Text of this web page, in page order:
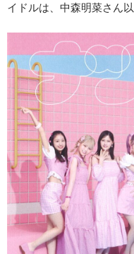
イドルは、中森明菜さん